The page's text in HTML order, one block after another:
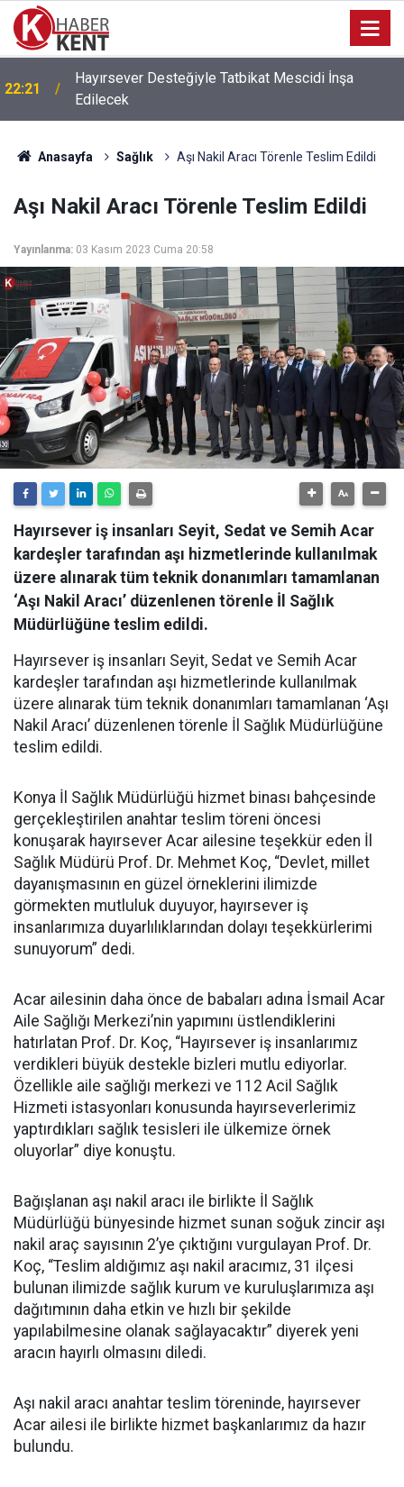
22:21
Hayırsever Desteğiyle Tatbikat Mescidi İnşa
Edilecek
Anasayfa Sağlık Aşı Nakil Aracı Törenle Teslim Edildi
Aşı Nakil Aracı Törenle Teslim Edildi
Yayınlanma: 03 Kasım 2023 Cuma 20:58
Hayırsever iş insanları Seyit, Sedat ve Semih Acar
kardeşler tarafından aşı hizmetlerinde kullanılmak
üzere alınarak tüm teknik donanımları tamamlanan
‘Aşı Nakil Aracı’ düzenlenen törenle İl Sağlık
Müdürlüğüne teslim edildi.
Hayırsever iş insanları Seyit, Sedat ve Semih Acar
kardeşler tarafından aşı hizmetlerinde kullanılmak
üzere alınarak tüm teknik donanımları tamamlanan ‘Aşı
Nakil Aracı’ düzenlenen törenle İl Sağlık Müdürlüğüne
teslim edildi.
Konya İl Sağlık Müdürlüğü hizmet binası bahçesinde
gerçekleştirilen anahtar teslim töreni öncesi
konuşarak hayırsever Acar ailesine teşekkür eden İl
Sağlık Müdürü Prof. Dr. Mehmet Koç, “Devlet, millet
dayanışmasının en güzel örneklerini ilimizde
görmekten mutluluk duyuyor, hayırsever iş
insanlarımıza duyarlılıklarından dolayı teşekkürlerimi
sunuyorum” dedi.
Acar ailesinin daha önce de babaları adına İsmail Acar
Aile Sağlığı Merkezi’nin yapımını üstlendiklerini
hatırlatan Prof. Dr. Koç, “Hayırsever iş insanlarımız
verdikleri büyük destekle bizleri mutlu ediyorlar.
Özellikle aile sağlığı merkezi ve 112 Acil Sağlık
Hizmeti istasyonları konusunda hayırseverlerimiz
yaptırdıkları sağlık tesisleri ile ülkemize örnek
oluyorlar” diye konuştu.
Bağışlanan aşı nakil aracı ile birlikte İl Sağlık
Müdürlüğü bünyesinde hizmet sunan soğuk zincir aşı
nakil araç sayısının 2’ye çıktığını vurgulayan Prof. Dr.
Koç, “Teslim aldığımız aşı nakil aracımız, 31 ilçesi
bulunan ilimizde sağlık kurum ve kuruluşlarımıza aşı
dağıtımının daha etkin ve hızlı bir şekilde
yapılabilmesine olanak sağlayacaktır” diyerek yeni
aracın hayırlı olmasını diledi.
Aşı nakil aracı anahtar teslim töreninde, hayırsever
Acar ailesi ile birlikte hizmet başkanlarımız da hazır
bulundu.